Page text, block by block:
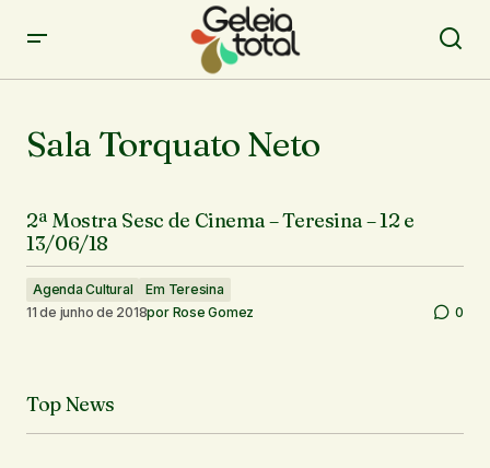
Sala Torquato Neto
2ª Mostra Sesc de Cinema – Teresina – 12 e
13/06/18
Agenda Cultural
Em Teresina
11 de junho de 2018por Rose Gomez 0
Top News